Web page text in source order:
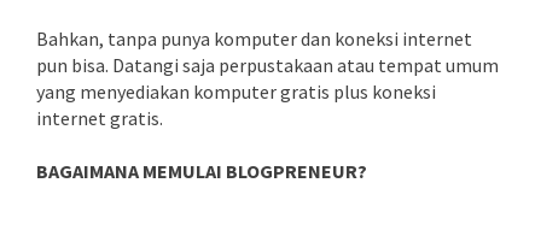
Bahkan, tanpa punya komputer dan koneksi internet
pun bisa. Datangi saja perpustakaan atau tempat umum
yang menyediakan komputer gratis plus koneksi
internet gratis.
BAGAIMANA MEMULAI BLOGPRENEUR?